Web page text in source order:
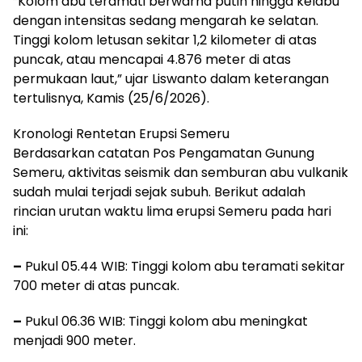
dengan intensitas sedang mengarah ke selatan.
Tinggi kolom letusan sekitar 1,2 kilometer di atas
puncak, atau mencapai 4.876 meter di atas
permukaan laut,” ujar Liswanto dalam keterangan
tertulisnya, Kamis (25/6/2026).
Kronologi Rentetan Erupsi Semeru
Berdasarkan catatan Pos Pengamatan Gunung
Semeru, aktivitas seismik dan semburan abu vulkanik
sudah mulai terjadi sejak subuh. Berikut adalah
rincian urutan waktu lima erupsi Semeru pada hari
ini:
– Pukul 05.44 WIB: Tinggi kolom abu teramati sekitar
700 meter di atas puncak.
– Pukul 06.36 WIB: Tinggi kolom abu meningkat
menjadi 900 meter.